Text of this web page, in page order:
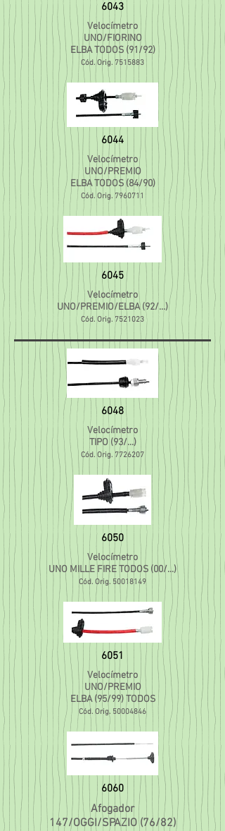
6043
Velocímetro
UNO/FIORINO
ELBA TODOS (91/92)
Cód. Orig. 7515883
6044
Velocímetro
UNO/PREMIO
ELBA TODOS (84/90)
Cód. Orig. 7960711
6045
Velocímetro
UNO/PREMIO/ELBA (92/...)
Cód. Orig. 7521023
6048
Velocímetro
TIPO (93/...)
Cód. Orig. 7726207
6050
Velocímetro
UNO MILLE FIRE TODOS (00/...)
Cód. Orig. 50018149
6051
Velocímetro
UNO/PREMIO
ELBA (95/99) TODOS
Cód. Orig. 50004846
6060
Afogador
147/OGGI/SPAZIO (76/82)